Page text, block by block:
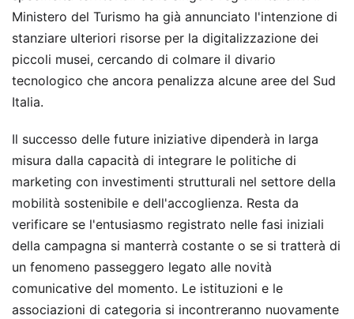
Ministero del Turismo ha già annunciato l'intenzione di
stanziare ulteriori risorse per la digitalizzazione dei
piccoli musei, cercando di colmare il divario
tecnologico che ancora penalizza alcune aree del Sud
Italia.
Il successo delle future iniziative dipenderà in larga
misura dalla capacità di integrare le politiche di
marketing con investimenti strutturali nel settore della
mobilità sostenibile e dell'accoglienza. Resta da
verificare se l'entusiasmo registrato nelle fasi iniziali
della campagna si manterrà costante o se si tratterà di
un fenomeno passeggero legato alle novità
comunicative del momento. Le istituzioni e le
associazioni di categoria si incontreranno nuovamente